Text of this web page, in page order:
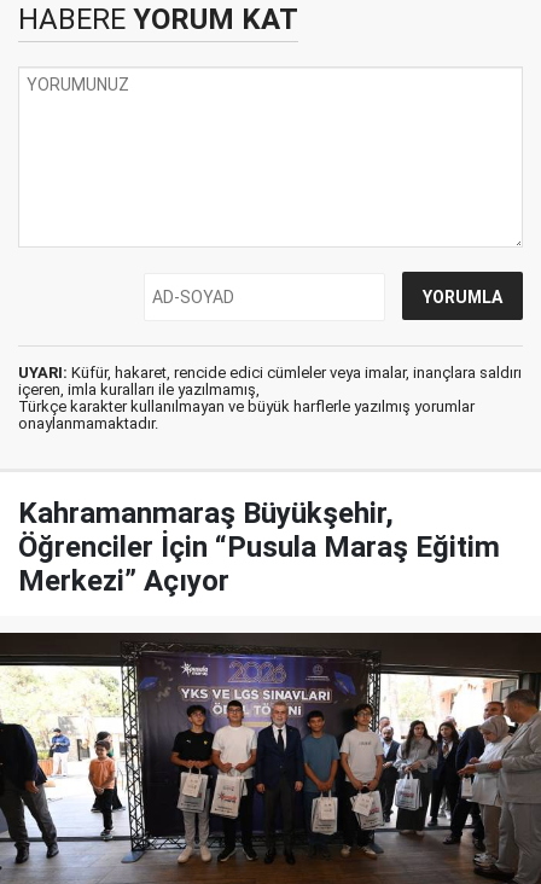
HABERE YORUM KAT
UYARI: Küfür, hakaret, rencide edici cümleler veya imalar, inançlara saldırı
içeren, imla kuralları ile yazılmamış,
Türkçe karakter kullanılmayan ve büyük harflerle yazılmış yorumlar
onaylanmamaktadır.
Kahramanmaraş Büyükşehir,
Öğrenciler İçin “Pusula Maraş Eğitim
Merkezi” Açıyor